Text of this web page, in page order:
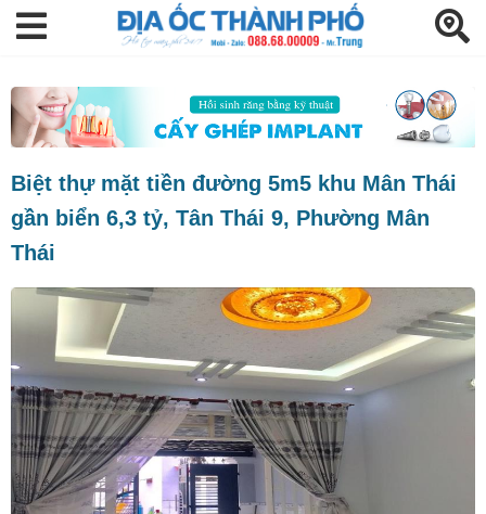
Biệt thự mặt tiền đường 5m5 khu Mân Thái
gần biển 6,3 tỷ, Tân Thái 9, Phường Mân
Thái